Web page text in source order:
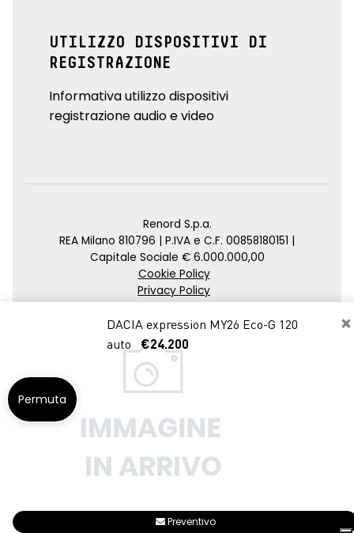
×
DACIA expression MY26 Eco-G 120
auto
€24.200
Preventivo
UTILIZZO DISPOSITIVI DI
REGISTRAZIONE
Informativa utilizzo dispositivi
registrazione audio e video
Renord S.p.a.
REA Milano 810796 | P.IVA e C.F. 00858180151 |
Capitale Sociale € 6.000.000,00
Cookie Policy
Privacy Policy
Impostazioni di tracciamento
Credits
Agenzia SEO
Permuta